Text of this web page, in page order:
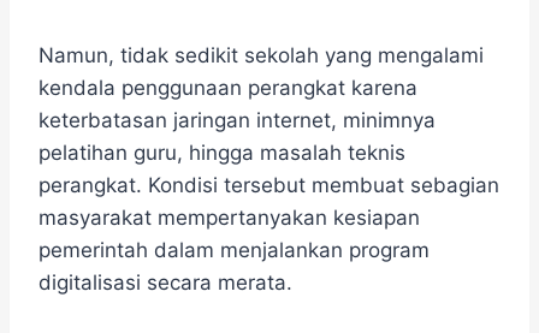
Namun, tidak sedikit sekolah yang mengalami
kendala penggunaan perangkat karena
keterbatasan jaringan internet, minimnya
pelatihan guru, hingga masalah teknis
perangkat. Kondisi tersebut membuat sebagian
masyarakat mempertanyakan kesiapan
pemerintah dalam menjalankan program
digitalisasi secara merata.